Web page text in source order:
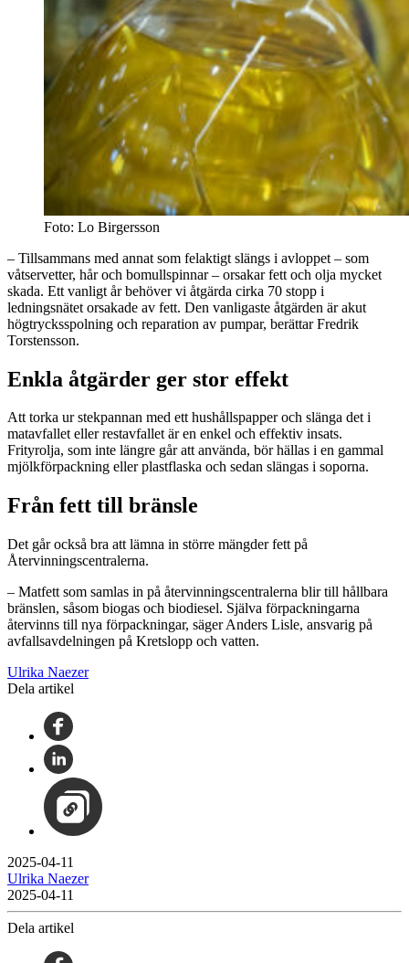
Foto: Lo Birgersson
– Tillsammans med annat som felaktigt slängs i avloppet – som
våtservetter, hår och bomullspinnar – orsakar fett och olja mycket
skada. Ett vanligt år behöver vi åtgärda cirka 70 stopp i
ledningsnätet orsakade av fett. Den vanligaste åtgärden är akut
högtrycksspolning och reparation av pumpar, berättar Fredrik
Torstensson.
Enkla åtgärder ger stor effekt
Att torka ur stekpannan med ett hushållspapper och slänga det i
matavfallet eller restavfallet är en enkel och effektiv insats.
Frityrolja, som inte längre går att använda, bör hällas i en gammal
mjölkförpackning eller plastflaska och sedan slängas i soporna.
Från fett till bränsle
Det går också bra att lämna in större mängder fett på
Återvinningscentralerna.
– Matfett som samlas in på återvinningscentralerna blir till hållbara
bränslen, såsom biogas och biodiesel. Själva förpackningarna
återvinns till nya förpackningar, säger Anders Lisle, ansvarig på
avfallsavdelningen på Kretslopp och vatten.
Ulrika Naezer
Dela artikel
2025-04-11
Ulrika Naezer
2025-04-11
Dela artikel